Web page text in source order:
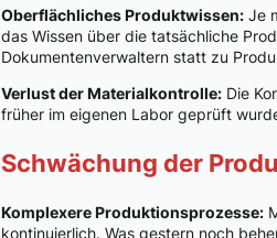
Oberflächliches Produktwissen: Je
das Wissen über die tatsächliche
Dokumentenverwaltern statt zu
Verlust der Materialkontrolle: Die
früher im eigenen Labor geprüft
Schwächung der
Komplexere Produktionsprozesse:
kontinuierlich. Was gestern noch